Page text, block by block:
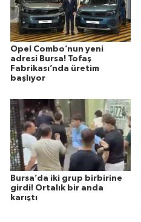
Opel Combo’nun yeni
adresi Bursa! Tofaş
Fabrikası’nda üretim
başlıyor
Bursa’da iki grup birbirine
girdi! Ortalık bir anda
karıştı